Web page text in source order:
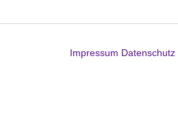
Impressum Datenschutz